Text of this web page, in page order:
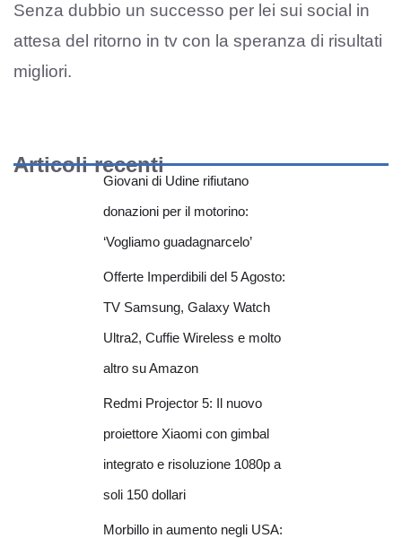
Senza dubbio un successo per lei sui social in
attesa del ritorno in tv con la speranza di risultati
migliori.
Articoli recenti
Giovani di Udine rifiutano
donazioni per il motorino:
‘Vogliamo guadagnarcelo’
Offerte Imperdibili del 5 Agosto:
TV Samsung, Galaxy Watch
Ultra2, Cuffie Wireless e molto
altro su Amazon
Redmi Projector 5: Il nuovo
proiettore Xiaomi con gimbal
integrato e risoluzione 1080p a
soli 150 dollari
Morbillo in aumento negli USA: